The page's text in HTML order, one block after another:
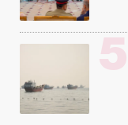
5